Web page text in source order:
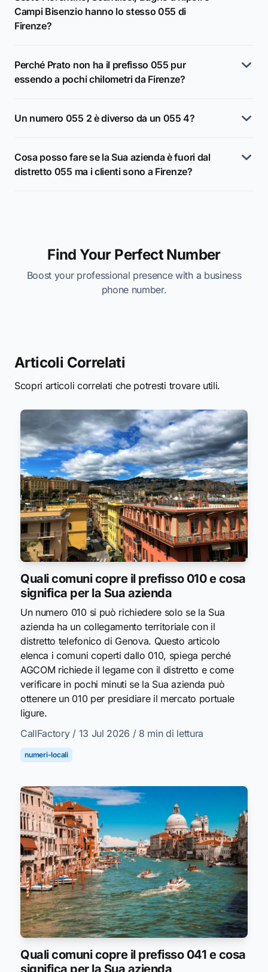
Campi Bisenzio hanno lo stesso 055 di
Firenze?
Perché Prato non ha il prefisso 055 pur
essendo a pochi chilometri da Firenze?
Un numero 055 2 è diverso da un 055 4?
Cosa posso fare se la Sua azienda è fuori dal
distretto 055 ma i clienti sono a Firenze?
Find Your Perfect Number
Boost your professional presence with a business
phone number.
Articoli Correlati
Scopri articoli correlati che potresti trovare utili.
Quali comuni copre il prefisso 010 e cosa
significa per la Sua azienda
Un numero 010 si può richiedere solo se la Sua
azienda ha un collegamento territoriale con il
distretto telefonico di Genova. Questo articolo
elenca i comuni coperti dallo 010, spiega perché
AGCOM richiede il legame con il distretto e come
verificare in pochi minuti se la Sua azienda può
ottenere un 010 per presidiare il mercato portuale
ligure.
CallFactory / 13 Jul 2026 / 8 min di lettura
numeri-locali
Quali comuni copre il prefisso 041 e cosa